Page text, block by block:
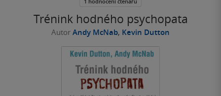
Trénink hodného psychopata
Autor Andy McNab, Kevin Dutton